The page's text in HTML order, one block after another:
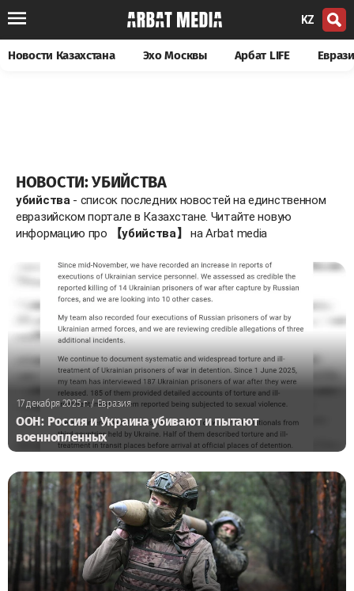
KZ
Новости Казахстана Эхо Москвы Арбат LIFE
НОВОСТИ: УБИЙСТВА
убийства - список последних новостей на единственном
евразийском портале в Казахстане. Читайте новую
информацию про
【убийства】 на Arbat media
17 декабря 2025 г./ Евразия
ООН: Россия и Украина убивают и пытают
военнопленных